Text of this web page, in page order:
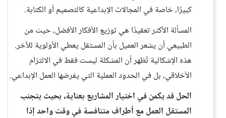
كبيرًا، خاصة في المجالات الإبداعية كالتصميم أو الكتابة.
المسألة الأكثر تعقيدًا هي توزيع الأفكار الأفضل، حيث من
الطبيعي أن يشعر العميل بأن المستقل يعطي الأولوية للآخر.
هذه الإشكالية تُظهر أن المشكلة ليست فقط في الالتزام
الأخلاقي، بل في الحدود العملية التي يفرضها العمل الإبداعي.
الحل قد يكمن في اختيار المشاريع بعناية، بحيث يتجنب
المستقل العمل مع أطراف متنافسة في وقت واحد إذا